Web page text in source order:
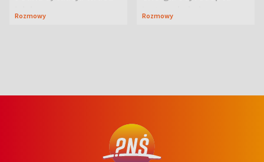
jak bumerang
Rozmowy
jest zaskakująco
Rozmowy